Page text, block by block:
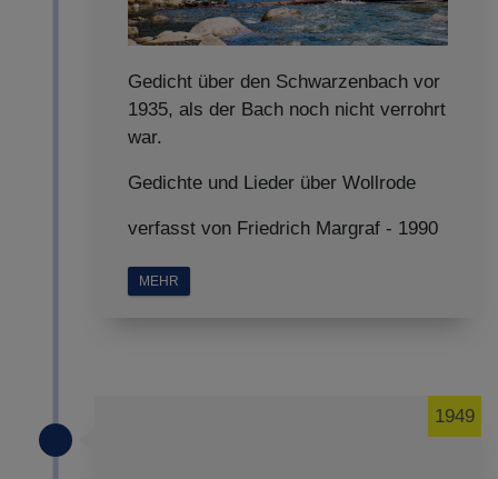
Gedicht über den Schwarzenbach vor
1935, als der Bach noch nicht verrohrt
war.
Gedichte und Lieder über Wollrode
verfasst von Friedrich Margraf - 1990
MEHR
1949